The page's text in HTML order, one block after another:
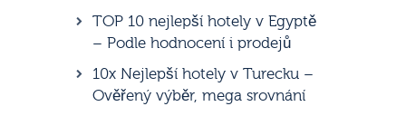
TOP 10 nejlepší hotely v Egyptě
– Podle hodnocení i prodejů
10x Nejlepší hotely v Turecku –
Ověřený výběr, mega srovnání